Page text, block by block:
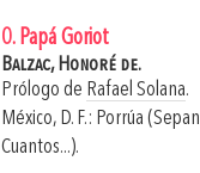
0. Papá Goriot
Balzac, Honoré de.
Prólogo de Rafael Solana.
México, D. F.: Porrúa (Sepan
Cuantos...).